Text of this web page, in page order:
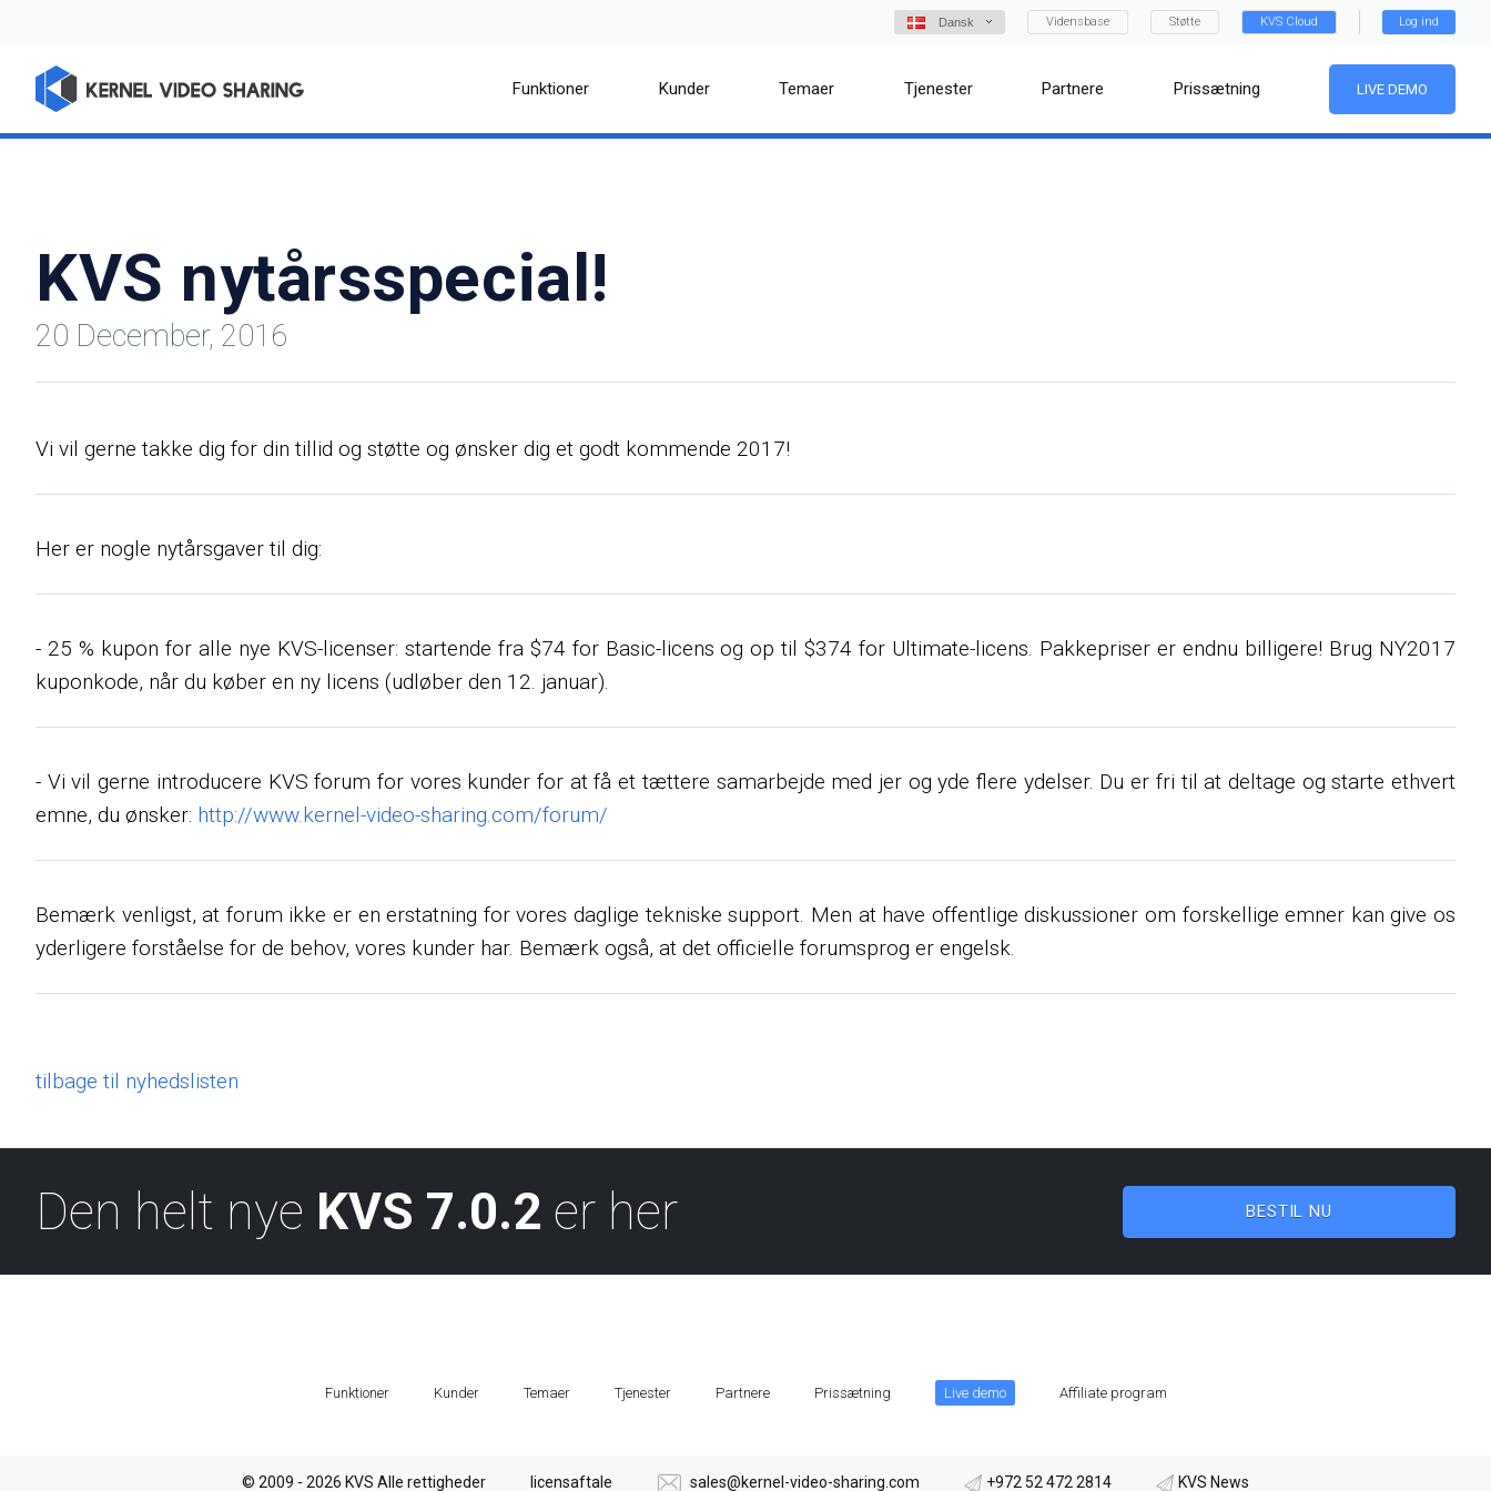
Dansk Vidensbase Støtte KVS Cloud Log ind
Funktioner Kunder Temaer Tjenester Partnere Prissætning LIVE DEMO
KVS nytårsspecial!
20 December, 2016
Vi vil gerne takke dig for din tillid og støtte og ønsker dig et godt kommende 2017!
Her er nogle nytårsgaver til dig:
- 25 % kupon for alle nye KVS-licenser: startende fra $74 for Basic-licens og op til $374 for Ultimate-licens. Pakkepriser er endnu billigere! Brug NY2017
kuponkode, når du køber en ny licens (udløber den 12. januar).
- Vi vil gerne introducere KVS forum for vores kunder for at få et tættere samarbejde med jer og yde flere ydelser. Du er fri til at deltage og starte ethvert
emne, du ønsker: http://www.kernel-video-sharing.com/forum/
Bemærk venligst, at forum ikke er en erstatning for vores daglige tekniske support. Men at have offentlige diskussioner om forskellige emner kan give os
yderligere forståelse for de behov, vores kunder har. Bemærk også, at det officielle forumsprog er engelsk.
tilbage til nyhedslisten
Den helt nye KVS 7.0.2 er her BESTIL NU
Funktioner Kunder Temaer Tjenester Partnere Prissætning Live demo Affiliate program
© 2009 - 2026 KVS Alle rettigheder licensaftale sales@kernel-video-sharing.com +972 52 472 2814 KVS News